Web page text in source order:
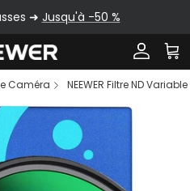
➜ Jusqu'à -50 %
Compte
Caméra NEEWER Filtre ND